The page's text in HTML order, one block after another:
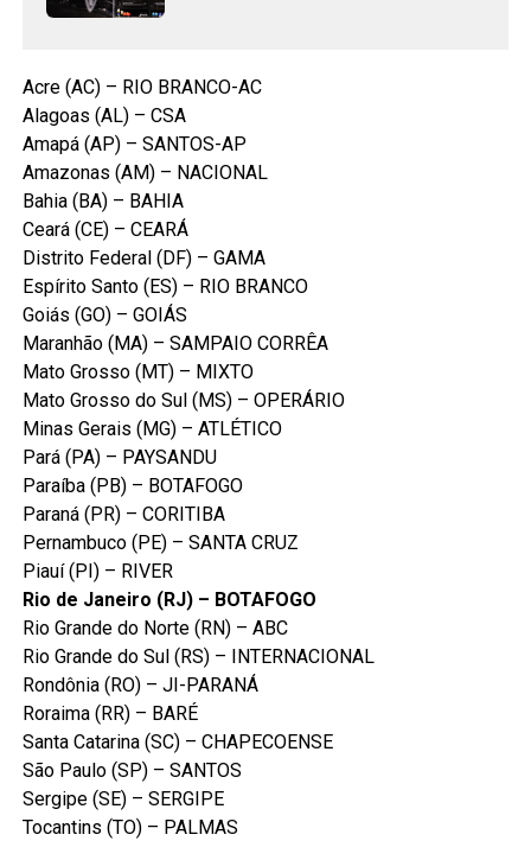
Acre (AC) – RIO BRANCO-AC
Alagoas (AL) – CSA
Amapá (AP) – SANTOS-AP
Amazonas (AM) – NACIONAL
Bahia (BA) – BAHIA
Ceará (CE) – CEARÁ
Distrito Federal (DF) – GAMA
Espírito Santo (ES) – RIO BRANCO
Goiás (GO) – GOIÁS
Maranhão (MA) – SAMPAIO CORRÊA
Mato Grosso (MT) – MIXTO
Mato Grosso do Sul (MS) – OPERÁRIO
Minas Gerais (MG) – ATLÉTICO
Pará (PA) – PAYSANDU
Paraíba (PB) – BOTAFOGO
Paraná (PR) – CORITIBA
Pernambuco (PE) – SANTA CRUZ
Piauí (PI) – RIVER
Rio de Janeiro (RJ) – BOTAFOGO
Rio Grande do Norte (RN) – ABC
Rio Grande do Sul (RS) – INTERNACIONAL
Rondônia (RO) – JI-PARANÁ
Roraima (RR) – BARÉ
Santa Catarina (SC) – CHAPECOENSE
São Paulo (SP) – SANTOS
Sergipe (SE) – SERGIPE
Tocantins (TO) – PALMAS